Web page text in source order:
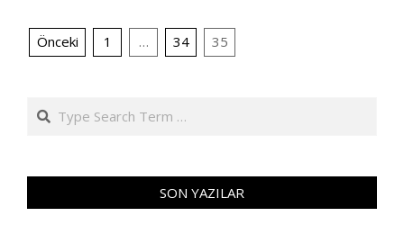
YAZI
Önceki 1 … 34 35
Search
SON YAZILAR